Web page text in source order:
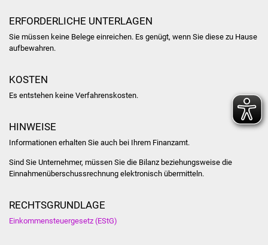
ERFORDERLICHE UNTERLAGEN
Sie müssen keine Belege einreichen. Es genügt, wenn Sie diese zu Hause
aufbewahren.
KOSTEN
Es entstehen keine Verfahrenskosten.
HINWEISE
Informationen erhalten Sie auch bei Ihrem Finanzamt.
Sind Sie Unternehmer, müssen Sie die Bilanz beziehungsweise die
Einnahmenüberschussrechnung elektronisch übermitteln.
RECHTSGRUNDLAGE
Einkommensteuergesetz (EStG)